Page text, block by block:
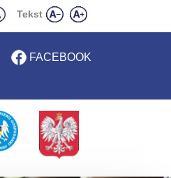
Tekst
FACEBOOK